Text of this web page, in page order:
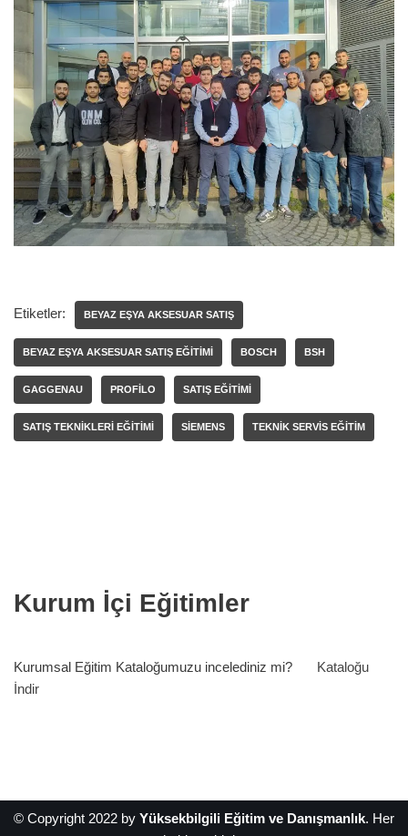
Etiketler: BEYAZ EŞYA AKSESUAR SATIŞ
BEYAZ EŞYA AKSESUAR SATIŞ EĞITIMI BOSCH BSH
GAGGENAU PROFILO SATIŞ EĞITIMI
SATIŞ TEKNIKLERI EĞITIMI SIEMENS TEKNIK SERVIS EĞITIM
Kurum İçi Eğitimler
Kurumsal Eğitim Kataloğumuzu incelediniz mi?
Kataloğu
İndir
© Copyright 2022 by Yüksekbilgili Eğitim ve Danışmanlık. Her